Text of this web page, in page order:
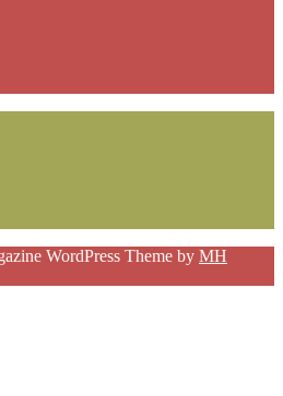
WordPress Theme by MH